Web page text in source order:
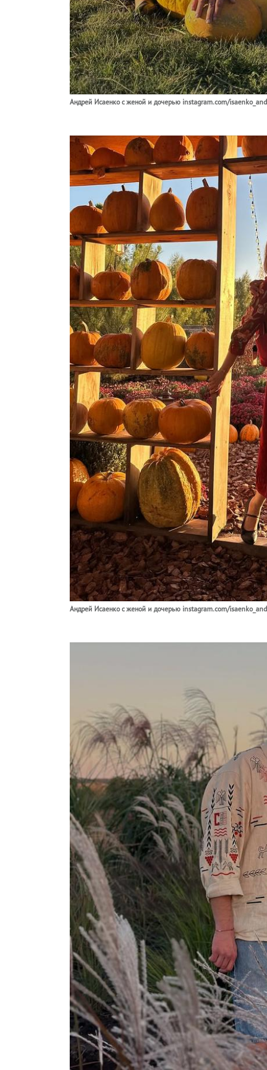
Андрей Исаенко с женой и дочерью instagram.com/
Андрей Исаенко с женой и дочерью instagram.com/